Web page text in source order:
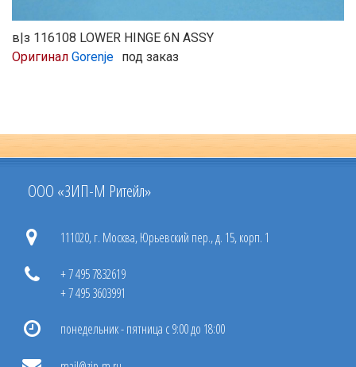
в|з 116108 LOWER HINGE 6N ASSY
Оригинал Gorenje под заказ
ООО «ЗИП-М Ритейл»
111020, г. Москва, Юрьевский пер., д. 15, корп. 1
+ 7 495 7832619
+ 7 495 3603991
понедельник - пятница с 9:00 до 18:00